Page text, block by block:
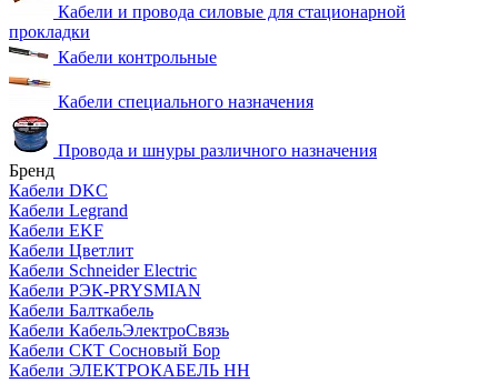
Кабели и провода силовые для стационарной
прокладки
Кабели контрольные
Кабели специального назначения
Провода и шнуры различного назначения
Бренд
Кабели DKC
Кабели Legrand
Кабели EKF
Кабели Цветлит
Кабели Schneider Electric
Кабели РЭК-PRYSMIAN
Кабели Балткабель
Кабели КабельЭлектроСвязь
Кабели СКТ Сосновый Бор
Кабели ЭЛЕКТРОКАБЕЛЬ НН